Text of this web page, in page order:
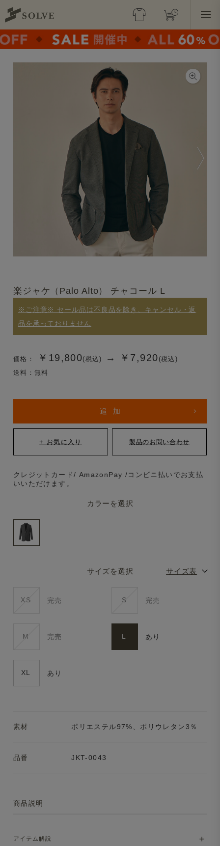
楽ジャケ（Palo Alto） チャコール L
※ご注意※ セール品は不良品を除き、キャンセル・返
品を承っておりません
価格： ￥19,800(税込) → ￥7,920 (税込)
送料：無料
カラーを選択
サイズを選択 サイズ表
XS 完売 S 完売
M 完売 L あり
XL あり
クレジットカード/ AmazonPay /コンビニ払いでお支払
いいただけます。
素材 ポリエステル97%、ポリウレタン3％
品番 JKT-0043
商品説明
アイテム解説